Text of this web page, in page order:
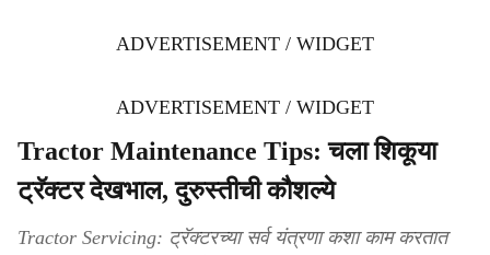
ADVERTISEMENT / WIDGET
ADVERTISEMENT / WIDGET
Tractor Maintenance Tips: चला शिकूया
ट्रॅक्टर देखभाल, दुरुस्तीची कौशल्ये
Tractor Servicing: ट्रॅक्टरच्या सर्व यंत्रणा कशा काम करतात